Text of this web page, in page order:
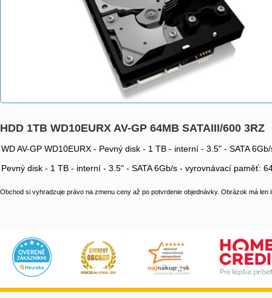
HDD 1TB WD10EURX AV-GP 64MB SATAIII/600 3RZ
WD AV-GP WD10EURX - Pevný disk - 1 TB - interní - 3.5" - SATA
Pevný disk - 1 TB - interní - 3.5" - SATA 6Gb/s - vyrovnávací paměť:
Obchod si vyhradzuje právo na zmenu ceny až po potvrdenie objednávky. Obrázok má len